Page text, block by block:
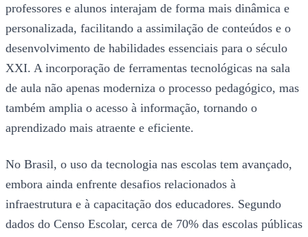
professores e alunos interajam de forma mais dinâmica e
personalizada, facilitando a assimilação de conteúdos e o
desenvolvimento de habilidades essenciais para o século
XXI. A incorporação de ferramentas tecnológicas na sala
de aula não apenas moderniza o processo pedagógico, mas
também amplia o acesso à informação, tornando o
aprendizado mais atraente e eficiente.
No Brasil, o uso da tecnologia nas escolas tem avançado,
embora ainda enfrente desafios relacionados à
infraestrutura e à capacitação dos educadores. Segundo
dados do Censo Escolar, cerca de 70% das escolas públicas